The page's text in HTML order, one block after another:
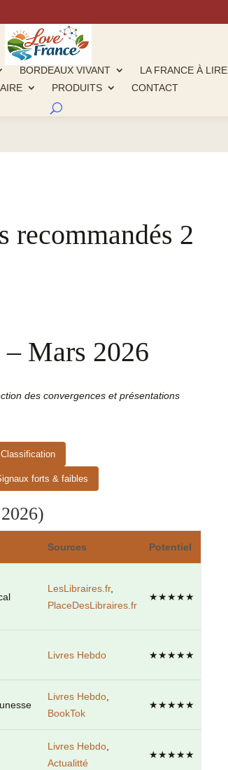
BORDEAUX VIVANT LA FRANCE À LIRE
PRODUITS CONTACT
recommandés 2
Mars 2026
des convergences et présentations
forts & faibles
Sources Potentiel
LesLibraires.fr,
PlaceDesLibraires.fr
★★★★★
Livres Hebdo ★★★★★
Livres Hebdo,
BookTok
★★★★★
Livres Hebdo,
Actualitté
★★★★★